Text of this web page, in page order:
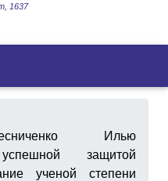
1637
Илью
защитой
ученой степени